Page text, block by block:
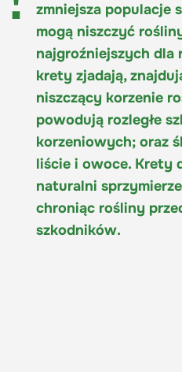
zmniejsza populacje
mogą niszczyć
najgroźniejszych
krety zjadają,
niszczący korzenie
powodują rozległe
korzeniowych; oraz
liście i owoce. Krety
naturalni
chroniąc rośliny
szkodników.